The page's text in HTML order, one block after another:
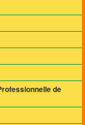
de